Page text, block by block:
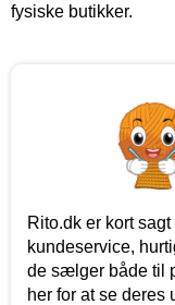
fysiske butikker.
Rito.dk er kort
kundeservice,
de sælger både til
her for at se deres